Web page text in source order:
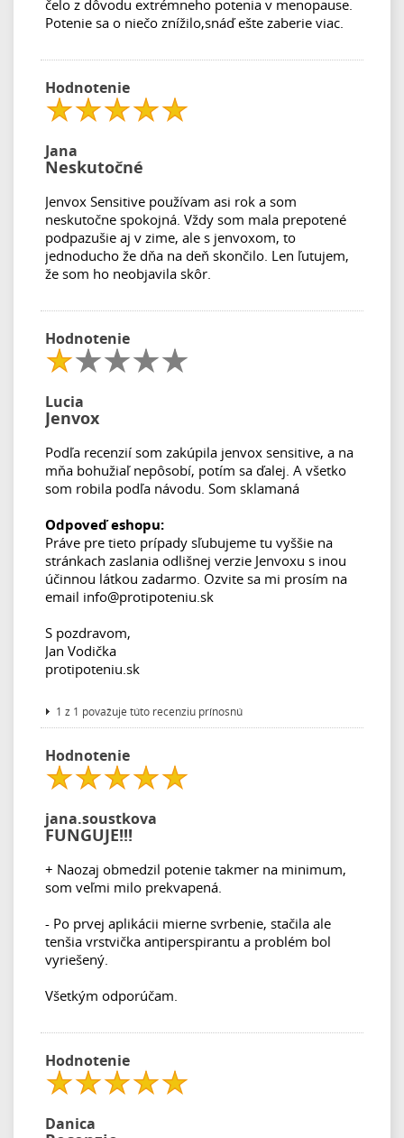
čelo z dôvodu extrémneho potenia v menopause.
Potenie sa o niečo znížilo,snáď ešte zaberie viac.
Hodnotenie
Jana
Neskutočné
Jenvox Sensitive používam asi rok a som
neskutočne spokojná. Vždy som mala prepotené
podpazušie aj v zime, ale s jenvoxom, to
jednoducho že dňa na deň skončilo. Len ľutujem,
že som ho neobjavila skôr.
Hodnotenie
Lucia
Jenvox
Podľa recenzií som zakúpila jenvox sensitive, a na
mňa bohužiaľ nepôsobí, potím sa ďalej. A všetko
som robila podľa návodu. Som sklamaná
Odpoveď eshopu:
Práve pre tieto prípady sľubujeme tu vyššie na
stránkach zaslania odlišnej verzie Jenvoxu s inou
účinnou látkou zadarmo. Ozvite sa mi prosím na
email info@protipoteniu.sk
S pozdravom,
Jan Vodička
protipoteniu.sk
1 z 1 považuje túto recenziu prínosnú
Hodnotenie
jana.soustkova
FUNGUJE!!!
+ Naozaj obmedzil potenie takmer na minimum,
som veľmi milo prekvapená.
- Po prvej aplikácii mierne svrbenie, stačila ale
tenšia vrstvička antiperspirantu a problém bol
vyriešený.
Všetkým odporúčam.
Hodnotenie
Danica